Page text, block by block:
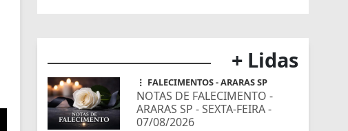
+ Lidas
FALECIMENTOS - ARARAS SP
NOTAS DE FALECIMENTO -
ARARAS SP - SEXTA-FEIRA -
07/08/2026